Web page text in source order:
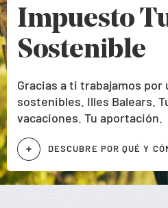
Impuesto
Sostenible
Gracias a ti trabajamos por
sostenibles. Illes Balears.
vacaciones. Tu aportación.
DESCUBRE POR QUÉ Y